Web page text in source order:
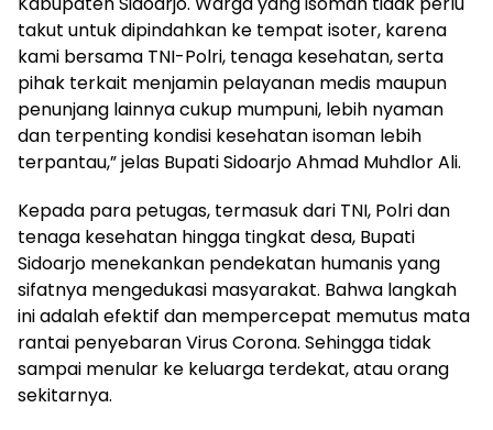
takut untuk dipindahkan ke tempat isoter, karena
kami bersama TNI-Polri, tenaga kesehatan, serta
pihak terkait menjamin pelayanan medis maupun
penunjang lainnya cukup mumpuni, lebih nyaman
dan terpenting kondisi kesehatan isoman lebih
terpantau,” jelas Bupati Sidoarjo Ahmad Muhdlor Ali.
Kepada para petugas, termasuk dari TNI, Polri dan
tenaga kesehatan hingga tingkat desa, Bupati
Sidoarjo menekankan pendekatan humanis yang
sifatnya mengedukasi masyarakat. Bahwa langkah
ini adalah efektif dan mempercepat memutus mata
rantai penyebaran Virus Corona. Sehingga tidak
sampai menular ke keluarga terdekat, atau orang
sekitarnya.